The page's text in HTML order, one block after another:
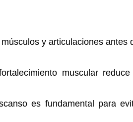
y articulaciones
muscular
es fundamental para